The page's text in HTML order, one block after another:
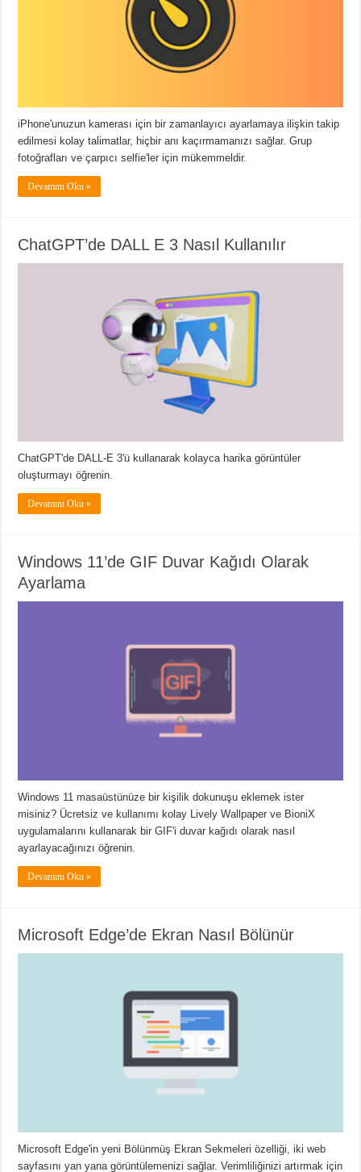
iPhone'unuzun kamerası için bir zamanlayıcı ayarlamaya ilişkin takip
edilmesi kolay talimatlar, hiçbir anı kaçırmamanızı sağlar. Grup
fotoğrafları ve çarpıcı selfie'ler için mükemmeldir.
Devamını Oku »
ChatGPT’de DALL E 3 Nasıl Kullanılır
ChatGPT'de DALL-E 3'ü kullanarak kolayca harika görüntüler
oluşturmayı öğrenin.
Devamını Oku »
Windows 11’de GIF Duvar Kağıdı Olarak
Ayarlama
Windows 11 masaüstünüze bir kişilik dokunuşu eklemek ister
misiniz? Ücretsiz ve kullanımı kolay Lively Wallpaper ve BioniX
uygulamalarını kullanarak bir GIF'i duvar kağıdı olarak nasıl
ayarlayacağınızı öğrenin.
Devamını Oku »
Microsoft Edge’de Ekran Nasıl Bölünür
Microsoft Edge'in yeni Bölünmüş Ekran Sekmeleri özelliği, iki web
sayfasını yan yana görüntülemenizi sağlar. Verimliliğinizi artırmak için